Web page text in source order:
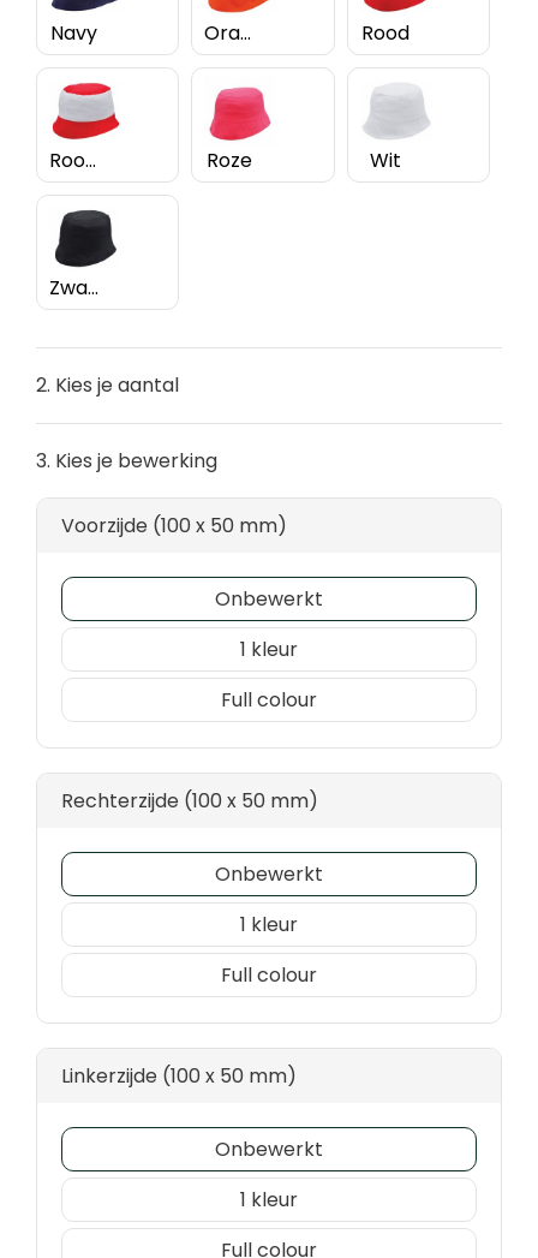
Navy Oranje Rood
Rood/Wit Roze Wit
Zwart
2. Kies je aantal
3. Kies je bewerking
Voorzijde (100 x 50 mm)
Onbewerkt
1
Full colour
Rechterzijde (100 x 50 mm)
Onbewerkt
1
Full colour
Linkerzijde (100 x 50 mm)
Onbewerkt
1
Full colour